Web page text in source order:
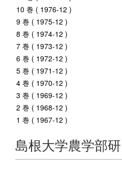
10 巻 ( 1976-12 )
9 巻 ( 1975-12 )
8 巻 ( 1974-12 )
7 巻 ( 1973-12 )
6 巻 ( 1972-12 )
5 巻 ( 1971-12 )
4 巻 ( 1970-12 )
3 巻 ( 1969-12 )
2 巻 ( 1968-12 )
1 巻 ( 1967-12 )
島根大学農学部